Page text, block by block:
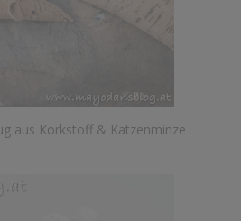
aus Korkstoff & Katzenminze